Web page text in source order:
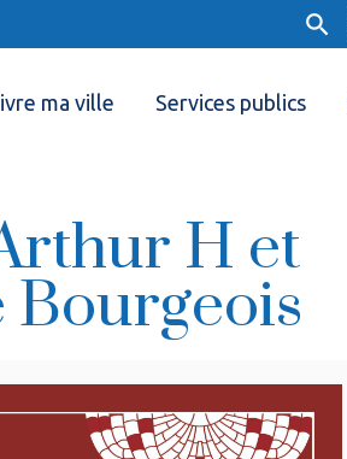
ma ville Services publics
H et